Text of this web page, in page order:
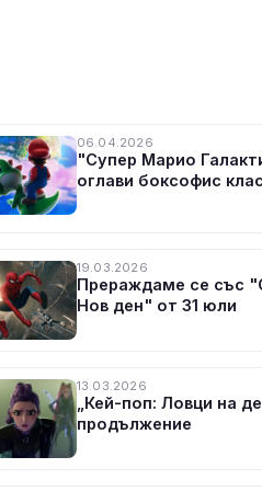
06.04.2026
"Супер Марио
оглави боксофис
Северна Америка
19.03.2026
Прераждаме се със
Нов ден" от 31 юли
13.03.2026
„Кей-поп: Ловци на
продължение